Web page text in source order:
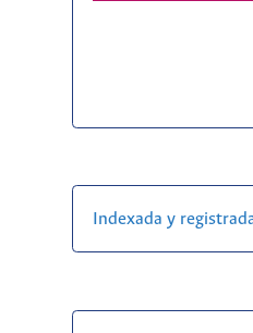
Indexada y